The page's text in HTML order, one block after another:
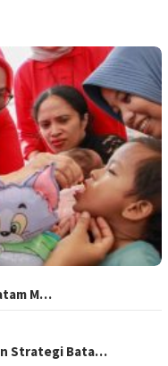
M…
Strategi Bata…